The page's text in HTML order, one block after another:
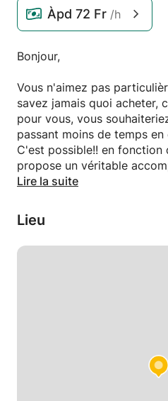
Àpd 72 Fr /h
Bonjour,
Vous n'aimez pas
savez jamais quoi acheter,
pour vous, vous
passant moins de temps en
C'est possible!! en fonction de vos besoins, je vous
propose un véritable
améliorer vos compétences
à prendre du plaisir à
Diplômé d'une grande
Lire la suite
Lieu